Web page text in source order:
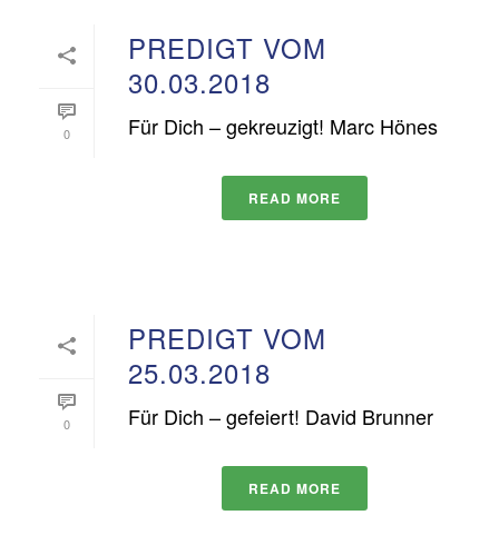
0
PREDIGT VOM
30.03.2018
Für Dich – gekreuzigt! Marc Hönes
READ MORE
0
PREDIGT VOM
25.03.2018
Für Dich – gefeiert! David Brunner
READ MORE